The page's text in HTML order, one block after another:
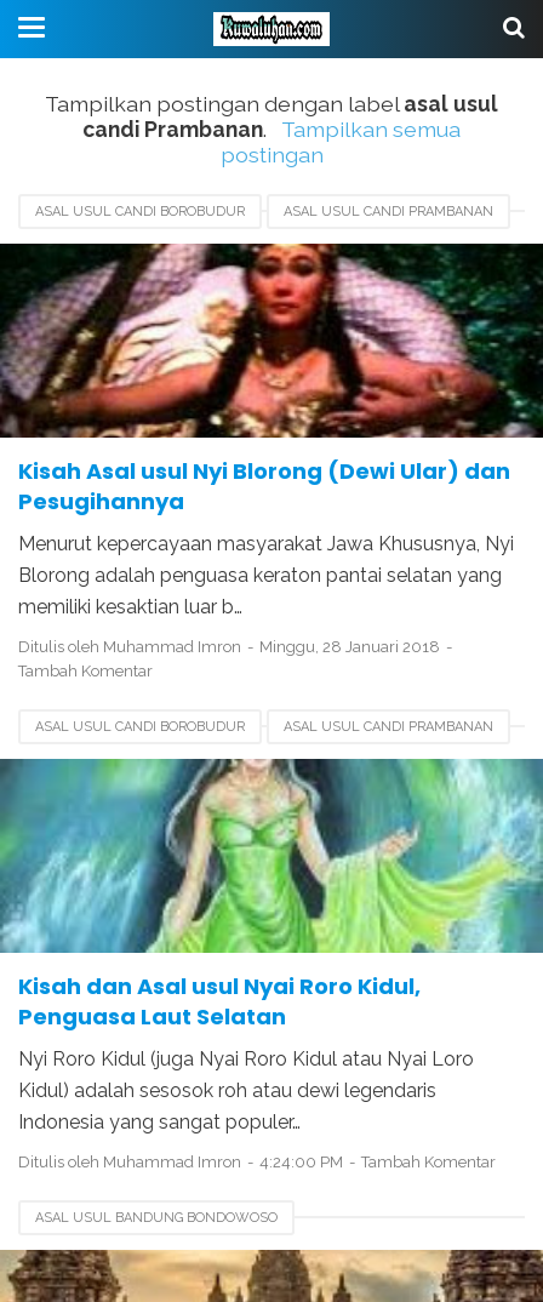
Tampilkan postingan dengan labelasal usul
candi Prambanan.
Tampilkan semua
postingan
ASAL USUL CANDI BOROBUDUR ASAL USUL CANDI PRAMBANAN
ASAL USUL NYI BLORONG ASAL USUL PENGUASA LAUT SELATAN
ASAL USUL TANAH JAWA PESUGIHAN NYI BLORONG
SEJARAH NYI BLORONG
Kisah Asal usul Nyi Blorong (Dewi Ular) dan
Pesugihannya
Menurut kepercayaan masyarakat Jawa Khususnya, Nyi
Blorong adalah penguasa keraton pantai selatan yang
memiliki kesaktian luar b…
Ditulis oleh Muhammad Imron
Minggu, 28 Januari 2018
Tambah Komentar
ASAL USUL CANDI BOROBUDUR ASAL USUL CANDI PRAMBANAN
ASAL USUL PENGUASA LAUT SELATAN JOKO TARUB
KISAH RORO JONGGRANG
LEGENDA NYI RORO KIDUL SEJARAH NYI RORO KIDUL
Kisah dan Asal usul Nyai Roro Kidul,
Penguasa Laut Selatan
Nyi Roro Kidul (juga Nyai Roro Kidul atau Nyai Loro
Kidul) adalah sesosok roh atau dewi legendaris
Indonesia yang sangat populer…
Ditulis oleh Muhammad Imron 4:24:00 PM Tambah Komentar
ASAL USUL BANDUNG BONDOWOSO
ASAL USUL CANDI PRAMBANAN KISAH BANDUNG BONDOWOSO
KISAH RORO JONGGRANG SEJARAH SEJARAH PRAMBANAN